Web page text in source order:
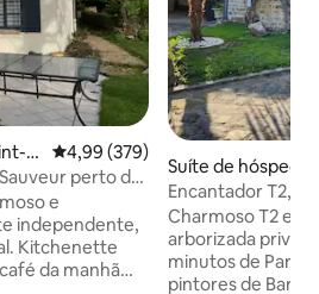
S
4,99 de uma avaliação média de
4,99 (379)
perto de
e
independente,
Kitchenette
Suíte de
rie-lès-Lys
Encantador T2,
Charmoso T2 em propriedade
arborizada privada, localizada a
minutos de Paris,
pintores de